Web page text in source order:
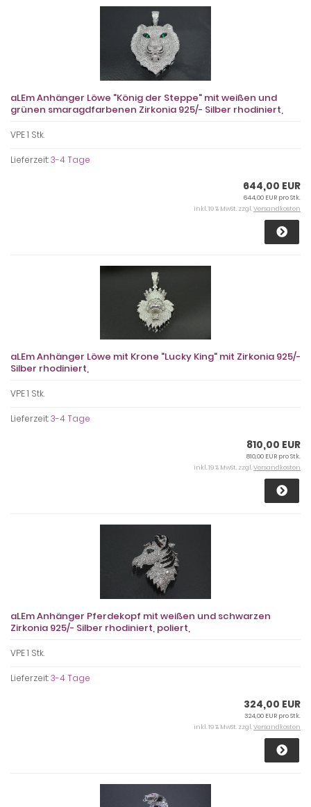
aLEm Anhänger Löwe "König der Steppe" mit weißen und
grünen smaragdfarbenen Zirkonia 925/- Silber rhodiniert,
VPE 1 Stk.
Lieferzeit:3-4 Tage
644,00 EUR
644,00 EUR pro Stk.
inkl. 19 % MwSt. zzgl.Versandkosten
aLEm Anhänger Löwe mit Krone "Lucky King" mit Zirkonia 925/-
Silber rhodiniert,
VPE 1 Stk.
Lieferzeit:3-4 Tage
810,00 EUR
810,00 EUR pro Stk.
inkl. 19 % MwSt. zzgl.Versandkosten
aLEm Anhänger Pferdekopf mit weißen und schwarzen
Zirkonia 925/- Silber rhodiniert, poliert,
VPE 1 Stk.
Lieferzeit:3-4 Tage
324,00 EUR
324,00 EUR pro Stk.
inkl. 19 % MwSt. zzgl.Versandkosten